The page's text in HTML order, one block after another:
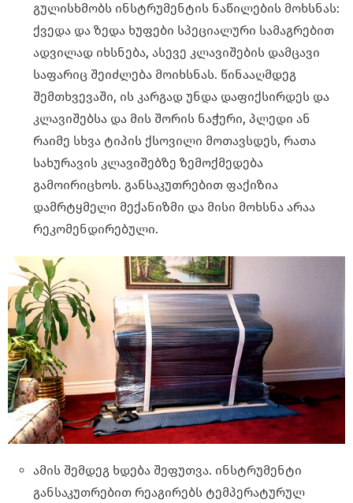
გულისხმობს ინსტრუმენტის ნაწილების მოხსნას:
ქვედა და ზედა ხუფები სპეციალური სამაგრებით
ადვილად იხსნება, ასევე კლავიშების დამცავი
საფარიც შეიძლება მოიხსნას. წინააღმდეგ
შემთხვევაში, ის კარგად უნდა დაფიქსირდეს და
კლავიშებსა და მის შორის ნაჭერი, პლედი ან
რაიმე სხვა ტიპის ქსოვილი მოთავსდეს, რათა
სახურავის კლავიშებზე ზემოქმედება
გამოირიცხოს. განსაკუთრებით ფაქიზია
დამრტყმელი მექანიზმი და მისი მოხსნა არაა
რეკომენდირებული.
ამის შემდეგ ხდება შეფუთვა. ინსტრუმენტი
განსაკუთრებით რეაგირებს ტემპერატურულ